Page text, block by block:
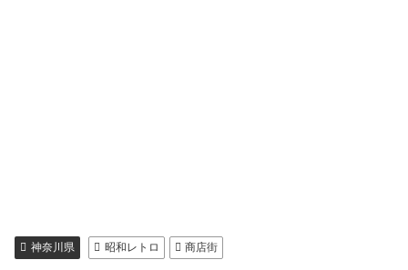
神奈川県 昭和レトロ 商店街